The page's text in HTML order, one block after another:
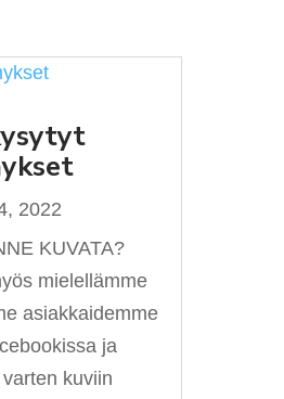
2022
KUVATA?
mielellämme
asiakkaidemme
ja
kuviin